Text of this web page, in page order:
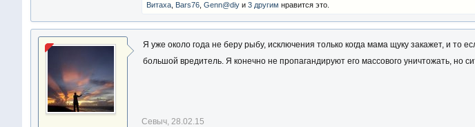
Витаха, Bars76, Genn@diyи 3 другим нравится это.
Я уже около года не беру рыбу, исключения только когда мама щуку закажет, и
большой вредитель. Я конечно не пропагандируют его массового уничтожать, но
Севыч, 28.02.15